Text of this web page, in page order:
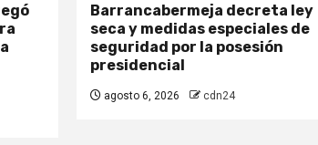
Barrancabermeja decreta ley
seca y medidas especiales de
seguridad por la posesión
presidencial
agosto 6, 2026 cdn24